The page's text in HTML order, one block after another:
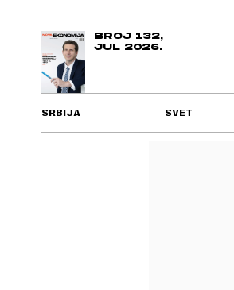
BROJ 132,
JUL 2026.
SRBIJA SVET